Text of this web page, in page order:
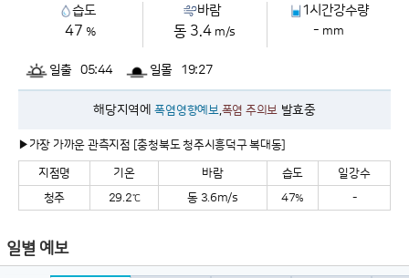
습도
47%
바람
동 3.4 m/s
1시간강수량
- mm
일출 05:44 일몰 19:27
해당지역에폭염영향예보,폭염 주의보 발효중
▶가장 가까운 관측지점 [충청북도 청주시흥덕구 복대동]
지점명 기온 바람 습도
일강수
청주
29.2℃ 동 3.6m/s 47% -
일별 예보